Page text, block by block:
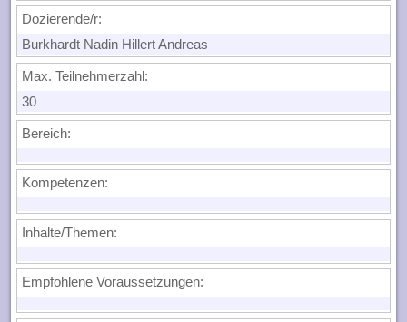
Dozierende/r:
Burkhardt Nadin Hillert Andreas
Max. Teilnehmerzahl:
30
Bereich:
Kompetenzen:
Inhalte/Themen:
Empfohlene Voraussetzungen: